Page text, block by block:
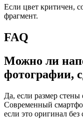
Если цвет критичен,
фрагмент.
FAQ
Можно ли
фотографии,
Да, если размер стены
Современный
если это оригинал без